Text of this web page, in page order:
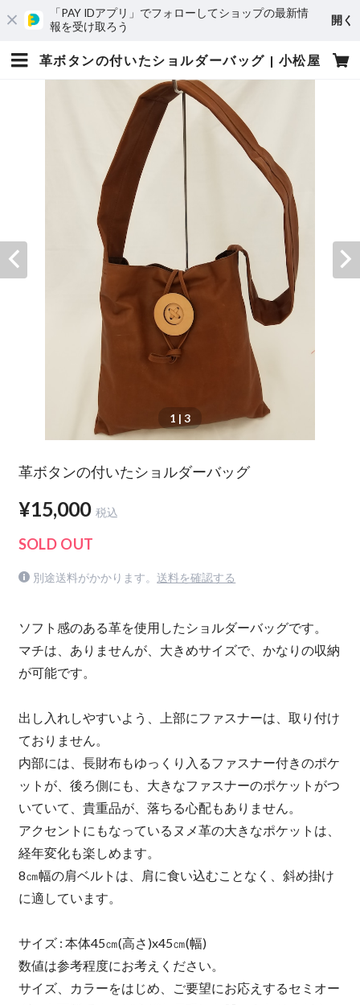
「PAY IDアプリ」でフォローしてショップの最新情
報を受け取ろう
開く
革ボタンの付いたショルダーバッグ | 小松屋
1 | 3
革ボタンの付いたショルダーバッグ
¥15,000 税込
SOLD OUT
別途送料がかかります。 送料を確認する
ソフト感のある革を使用したショルダーバッグです。
マチは、ありませんが、大きめサイズで、かなりの収納
が可能です。
出し入れしやすいよう、上部にファスナーは、取り付け
ておりません。
内部には、長財布もゆっくり入るファスナー付きのポケ
ットが、後ろ側にも、大きなファスナーのポケットがつ
いていて、貴重品が、落ちる心配もありません。
アクセントにもなっているヌメ革の大きなポケットは、
経年変化も楽しめます。
8㎝幅の肩ベルトは、肩に食い込むことなく、斜め掛け
に適しています。
サイズ : 本体45㎝(高さ)x45㎝(幅)
数値は参考程度にお考えください。
サイズ、カラーをはじめ、ご要望にお応えするセミオー